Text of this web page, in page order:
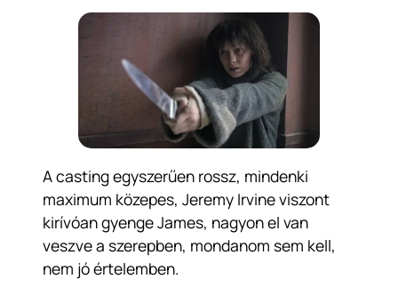
A casting egyszerűen rossz, mindenki
maximum közepes, Jeremy Irvine viszont
kirívóan gyenge James, nagyon el van
veszve a szerepben, mondanom sem kell,
nem jó értelemben.